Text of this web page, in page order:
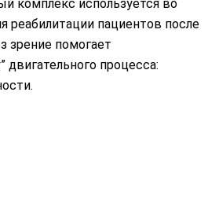
комплекс используется во
реабилитации пациентов после
зрение помогает
двигательного процесса: